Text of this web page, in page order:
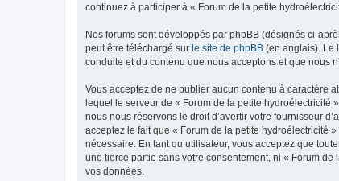
continuez à participer à « Forum de la petite
Nos forums sont développés par phpBB (désignés ci-
peut être téléchargé sur le site de phpBB (en anglais). Le
conduite et du contenu que nous acceptons et que nous
Vous acceptez de ne publier aucun contenu à caractère
lequel le serveur de « Forum de la petite hydroélectricité
nous nous réservons le droit d’avertir votre fournisseur
acceptez le fait que « Forum de la petite hydroélectricité
nécessaire. En tant qu’utilisateur, vous acceptez que
une tierce partie sans votre consentement, ni « Forum
vos données.